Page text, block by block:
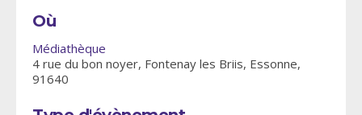
Où
Médiathèque
4 rue du bon noyer, Fontenay les Briis, Essonne,
91640